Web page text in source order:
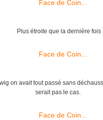
Plus étroite que la dernière fois
on avait tout passé sans
serait pas le cas.